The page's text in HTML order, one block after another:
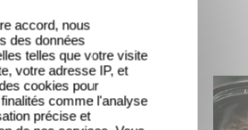
& Prochainement
accord, nous
des données
telles que votre visite
votre adresse IP, et
cookies pour
comme l'analyse
précise et